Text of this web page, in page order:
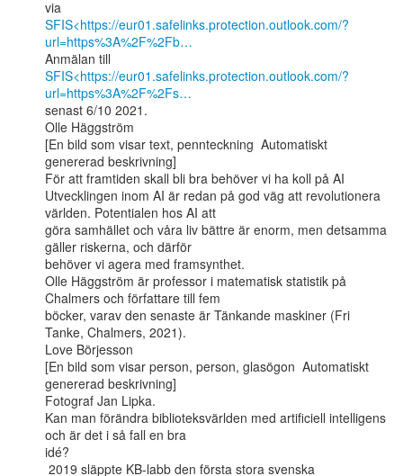
SFIS<https://eur01.safelinks.protection.outlook.com/?
url=https%3A%2F%2Fb…
SFIS<https://eur01.safelinks.protection.outlook.com/?
url=https%3A%2F%2Fs…
senast 6/10 2021.
Olle Häggström
[En bild som visar text, pennteckning  Automatiskt
genererad beskrivning]
För att framtiden skall bli bra behöver vi ha koll på AI
Utvecklingen inom AI är redan på god väg att revolutionera
världen. Potentialen hos AI att
göra samhället och våra liv bättre är enorm, men detsamma
gäller riskerna, och därför
behöver vi agera med framsynthet.
Olle Häggström är professor i matematisk statistik på
Chalmers och författare till fem
böcker, varav den senaste är Tänkande maskiner (Fri
Tanke, Chalmers, 2021).
Love Börjesson
[En bild som visar person, person, glasögon  Automatiskt
genererad beskrivning]
Fotograf Jan Lipka.
Kan man förändra biblioteksvärlden med artificiell intelligens
och är det i så fall en bra
idé?